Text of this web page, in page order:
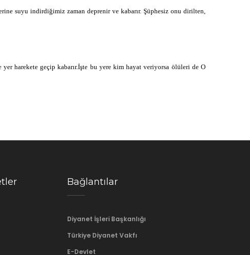
ق د ر
suyu indirdiğimiz zaman deprenir ve kabarır. Şüphesiz onu dirilten,
harekete geçip kabarır.İşte bu yere kim hayat veriyorsa ölüleri de O
Bağlantılar
Diyanet İşleri Başkanlığı
Türkiye Diyanet Vakfı
E-Devlet